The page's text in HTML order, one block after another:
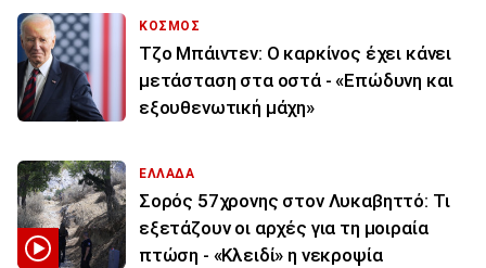
ΚΟΣΜΟΣ
Τζο Μπάιντεν: Ο καρκίνος έχει κάνει
μετάσταση στα οστά - «Επώδυνη και
εξουθενωτική μάχη»
ΕΛΛΑΔΑ
Σορός 57χρονης στον Λυκαβηττό: Τι
εξετάζουν οι αρχές για τη μοιραία
πτώση - «Κλειδί» η νεκροψία